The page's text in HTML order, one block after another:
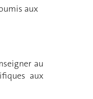
aux
au
aux